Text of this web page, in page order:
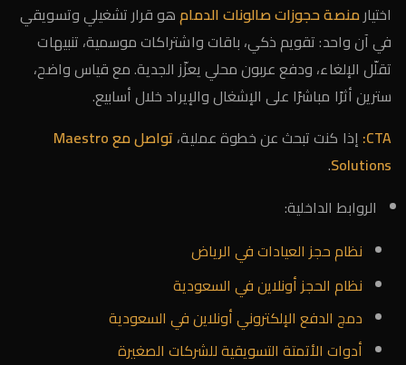
اختيارمنصة حجوزات صالونات الدمامهو قرار تشغيلي وتسويقي
في آن واحد: تقويم ذكي، باقات واشتراكات موسمية، تنبيهات
تقلّل الإلغاء، ودفع عربون محلي يعزّز الجدية. مع قياس واضح،
سترين أثرًا مباشرًا على الإشغال والإيراد خلال أسابيع.
CTA: إذا كنت تبحث عن خطوة عملية،
تواصل مع Maestro
Solutions
.
الروابط الداخلية:
نظام حجز العيادات في الرياض
نظام الحجز أونلاين في السعودية
دمج الدفع الإلكتروني أونلاين في السعودية
أدوات الأتمتة التسويقية للشركات الصغيرة